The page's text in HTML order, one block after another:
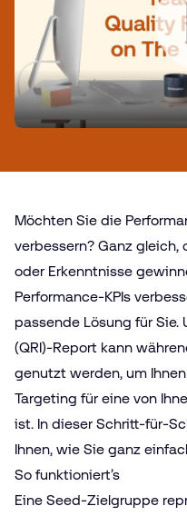
Möchten Sie die
verbessern? Ganz
oder Erkenntnisse
Performance-KPIs
passende Lösung für Sie.
(QRI)-Report kann
genutzt werden, um
Targeting für eine von
ist. In dieser Schritt-für-
Ihnen, wie Sie ganz
So funktioniert’s
Eine Seed-Zielgruppe